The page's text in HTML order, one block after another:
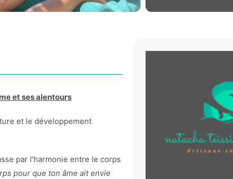
et ses alentours
et le développement
par l’harmonie entre le corps
pour que ton âme ait envie